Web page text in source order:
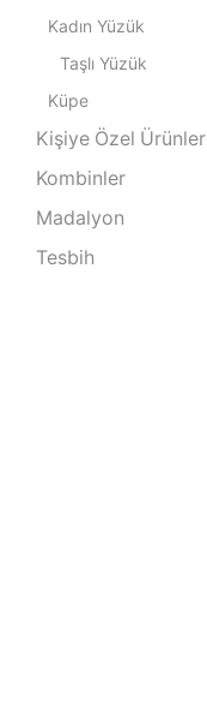
Kadın Yüzük
Taşlı Yüzük
Küpe
Kişiye Özel Ürünler
Kombinler
Madalyon
Tesbih